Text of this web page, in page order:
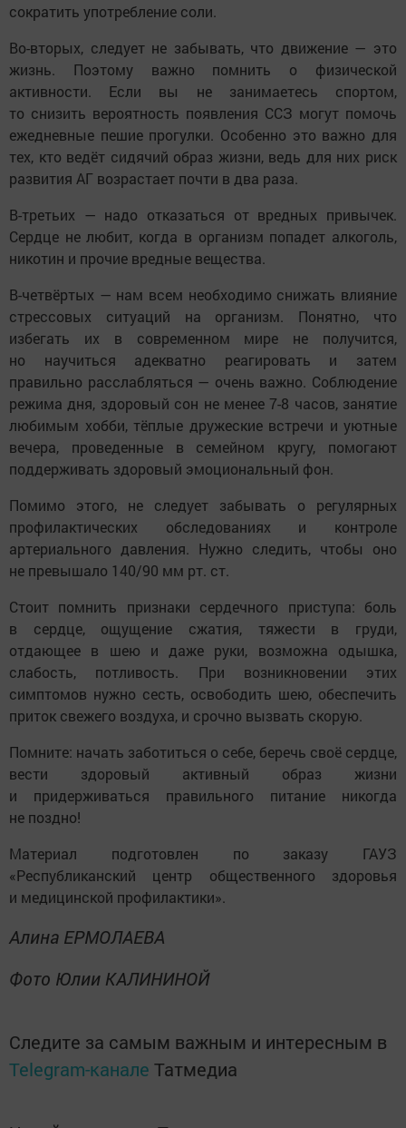
сократить употребление соли.
Во-вторых, следует не забывать, что движение — это
жизнь. Поэтому важно помнить о физической
активности. Если вы не занимаетесь спортом,
то снизить вероятность появления ССЗ могут помочь
ежедневные пешие прогулки. Особенно это важно для
тех, кто ведёт сидячий образ жизни, ведь для них риск
развития АГ возрастает почти в два раза.
В-третьих — надо отказаться от вредных привычек.
Сердце не любит, когда в организм попадет алкоголь,
никотин и прочие вредные вещества.
В-четвёртых — нам всем необходимо снижать влияние
стрессовых ситуаций на организм. Понятно, что
избегать их в современном мире не получится,
но научиться адекватно реагировать и затем
правильно расслабляться — очень важно. Соблюдение
режима дня, здоровый сон не менее 7-8 часов, занятие
любимым хобби, тёплые дружеские встречи и уютные
вечера, проведенные в семейном кругу, помогают
поддерживать здоровый эмоциональный фон.
Помимо этого, не следует забывать о регулярных
профилактических обследованиях и контроле
артериального давления. Нужно следить, чтобы оно
не превышало 140/90 мм рт. ст.
Стоит помнить признаки сердечного приступа: боль
в сердце, ощущение сжатия, тяжести в груди,
отдающее в шею и даже руки, возможна одышка,
слабость, потливость. При возникновении этих
симптомов нужно сесть, освободить шею, обеспечить
приток свежего воздуха, и срочно вызвать скорую.
Помните: начать заботиться о себе, беречь своё сердце,
вести здоровый активный образ жизни
и придерживаться правильного питание никогда
не поздно!
Материал подготовлен по заказу ГАУЗ
«Республиканский центр общественного здоровья
и медицинской профилактики».
Алина ЕРМОЛАЕВА
Фото Юлии КАЛИНИНОЙ
Следите за самым важным и интересным в
Telegram-канале Татмедиа